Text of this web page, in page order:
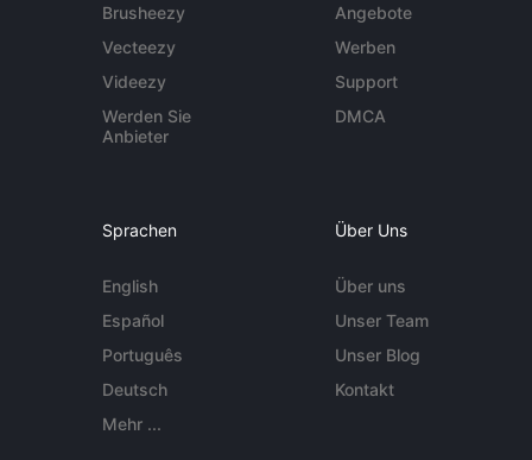
Brusheezy
Vecteezy
Videezy
Werden Sie
Anbieter
Angebote
Werben
Support
DMCA
Sprachen
English
Español
Português
Deutsch
Mehr ...
Über Uns
Über uns
Unser Team
Unser Blog
Kontakt